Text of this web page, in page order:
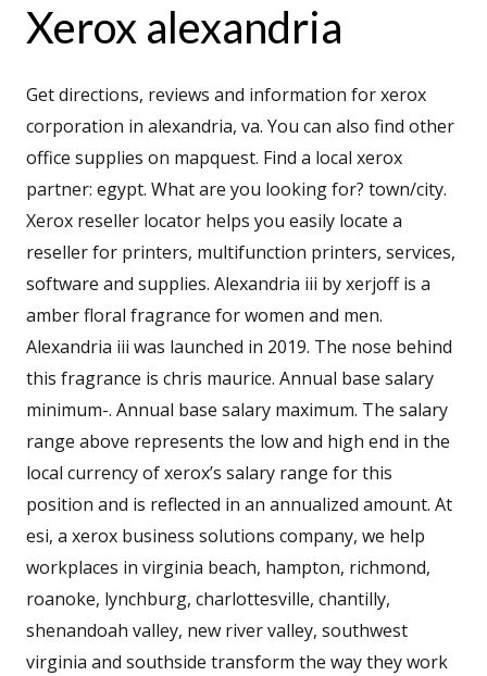
Xerox alexandria
Get directions, reviews and information for xerox
corporation in alexandria, va. You can also find other
office supplies on mapquest. Find a local xerox
partner: egypt. What are you looking for? town/city.
Xerox reseller locator helps you easily locate a
reseller for printers, multifunction printers, services,
software and supplies. Alexandria iii by xerjoff is a
amber floral fragrance for women and men.
Alexandria iii was launched in 2019. The nose behind
this fragrance is chris maurice. Annual base salary
minimum-. Annual base salary maximum. The salary
range above represents the low and high end in the
local currency of xerox’s salary range for this
position and is reflected in an annualized amount. At
esi, a xerox business solutions company, we help
workplaces in virginia beach, hampton, richmond,
roanoke, lynchburg, charlottesville, chantilly,
shenandoah valley, new river valley, southwest
virginia and southside transform the way they work